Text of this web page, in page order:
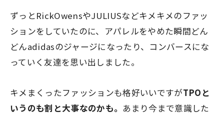
ずっとRickOwensやJULIUSなどキメキメのファッ
ションをしていたのに、アパレルをやめた瞬間どん
どんadidasのジャージになったり、コンバースにな
っていく友達を思い出しました。
キメまくったファッションも格好いいですがTPOと
いうのも割と大事なのかも。 あまり今まで意識した